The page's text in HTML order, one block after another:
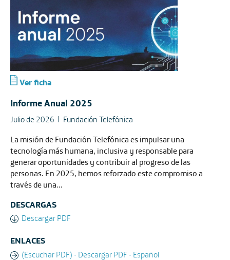
Ver ficha
Informe Anual 2025
Julio de 2026
Fundación Telefónica
La misión de Fundación Telefónica es impulsar una
tecnología más humana, inclusiva y responsable para
generar oportunidades y contribuir al progreso de las
personas. En 2025, hemos reforzado este compromiso a
través de una...
DESCARGAS
Descargar PDF
ENLACES
(Escuchar PDF) - Descargar PDF - Español